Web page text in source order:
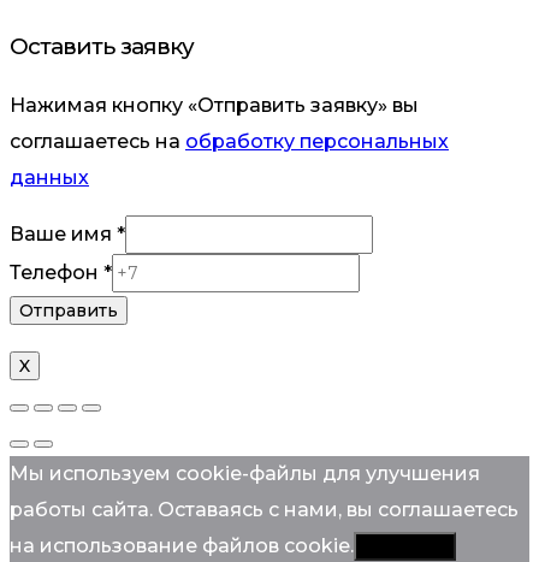
Оставить заявку
Нажимая кнопку «Отправить заявку» вы
соглашаетесь на обработку персональных
данных
Ваше имя *
Телефон
имя
Телефон *
Отправить
X
Мы используем cookie-файлы для улучшения
работы сайта. Оставаясь с нами, вы соглашаетесь
на использование файлов cookie.